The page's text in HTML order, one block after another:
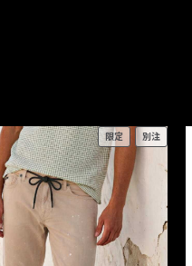
限定 別注